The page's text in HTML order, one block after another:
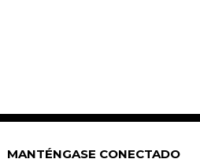
MANTÉNGASE CONECTADO